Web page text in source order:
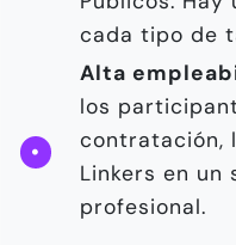
cada tipo de
Alta
los
contratación,
Linkers en un
profesional.